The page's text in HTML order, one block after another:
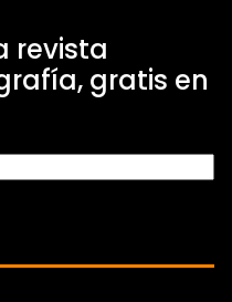
revista
gratis en